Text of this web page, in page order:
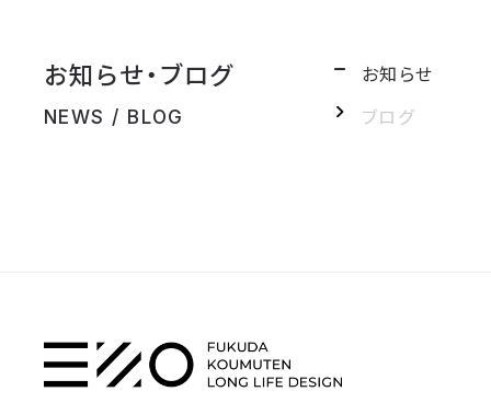
お知らせ・ブログ
NEWS / BLOG
お知らせ
ブログ